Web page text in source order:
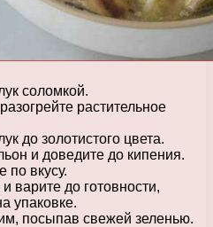
соломкой.
растительное
до золотистого цвета.
и доведите до кипения.
по вкусу.
варите до готовности,
упаковке.
посыпав свежей зеленью.